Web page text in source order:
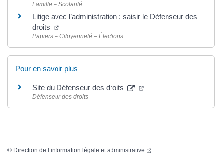
Famille – Scolarité
Litige avec l’administration : saisir le Défenseur des
droits
Papiers – Citoyenneté – Élections
Pour en savoir plus
Site du Défenseur des droits
Défenseur des droits
© Direction de l’information légale et administrative